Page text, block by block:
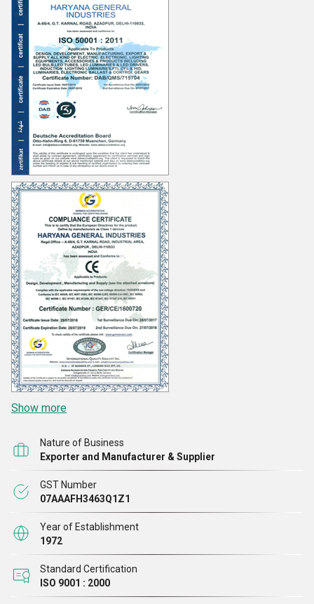
Show more
Nature of Business
Exporter and Manufacturer & Supplier
GST Number
07AAAFH3463Q1Z1
Year of Establishment
1972
Standard Certification
ISO 9001 : 2000